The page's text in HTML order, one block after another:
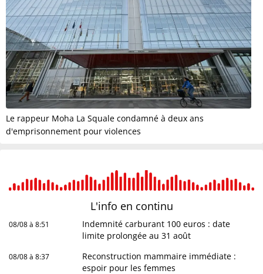
Le rappeur Moha La Squale condamné à deux ans
d'emprisonnement pour violences
L'info en continu
08/08 à 8:51
Indemnité carburant 100 euros : date
limite prolongée au 31 août
08/08 à 8:37
Reconstruction mammaire immédiate :
espoir pour les femmes